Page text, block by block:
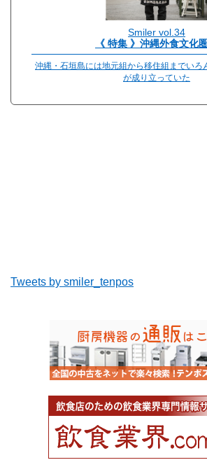
Smiler vol.34
《 特集 》沖縄外食文化
沖縄・石垣島には地元組から移住組までいろ
が成り立っていた
Tweets by smiler_tenpos